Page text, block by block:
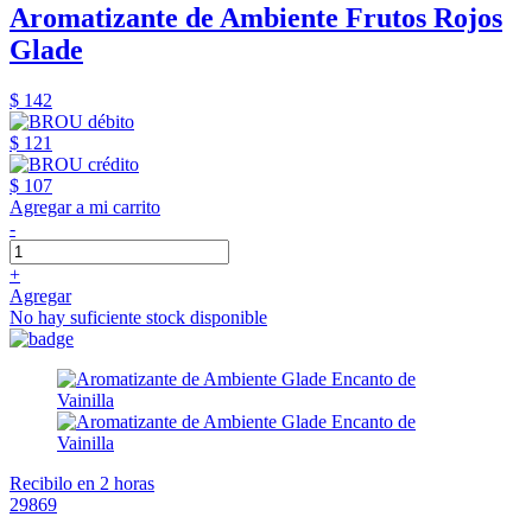
Aromatizante de Ambiente Frutos Rojos
Glade
$ 142
$ 121
$ 107
Agregar a mi carrito
-
+
Agregar
No hay suficiente stock disponible
Recibilo en 2 horas
29869